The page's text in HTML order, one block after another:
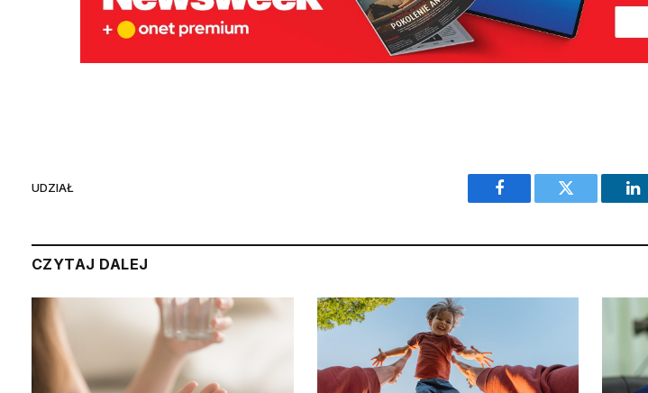
UDZIAŁ
Facebook Twitter
CZYTAJ DALEJ